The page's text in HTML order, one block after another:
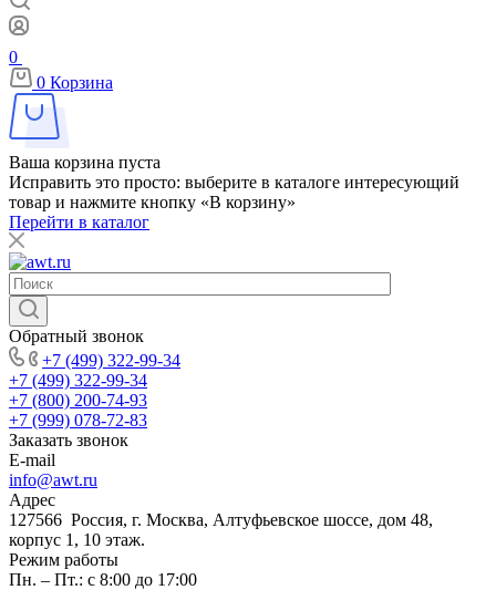
0
0 Корзина
Ваша корзина пуста
Исправить это просто: выберите в каталоге интересующий
товар и нажмите кнопку «В корзину»
Перейти в каталог
Обратный звонок
+7 (499) 322-99-34
+7 (499) 322-99-34
+7 (800) 200-74-93
+7 (999) 078-72-83
Заказать звонок
E-mail
info@awt.ru
Адрес
127566 Россия, г. Москва, Алтуфьевское шоссе, дом 48,
корпус 1, 10 этаж.
Режим работы
Пн. – Пт.: с 8:00 до 17:00